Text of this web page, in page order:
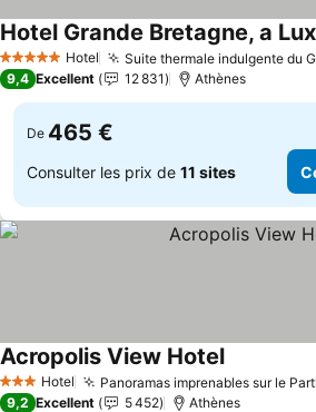
5 Étoiles Hotel Suite thermale indulgente du
9,4 Excellent 12 831 Athènes
De 465 €
Consulter les prix de 11 sites
3 ÉtoilesHotel Panoramas imprenables sur le
Acropolis View Hotel
9,2 Excellent 5 452 Athènes